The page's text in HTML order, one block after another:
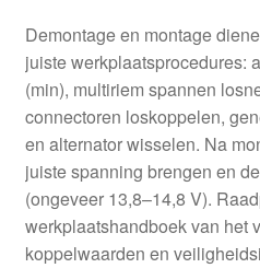
Demontage en montage
juiste werkplaatsprocedures:
(min), multiriem spannen
connectoren loskoppelen,
en alternator wisselen. Na
juiste spanning brengen en
(ongeveer 13,8–14,8 V).
werkplaatshandboek van het
koppelwaarden en